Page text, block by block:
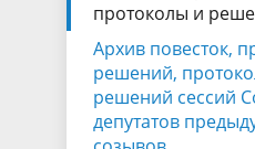
Муниципальная служба
Объявления
имущественного характера
Информационные
протоколы и
Архив повесток,
решений,
решений сессий
депутатов